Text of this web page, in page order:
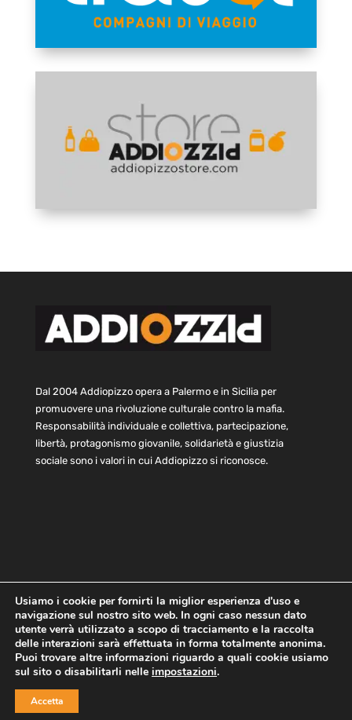
Dal 2004 Addiopizzo opera a Palermo e in Sicilia per
promuovere una rivoluzione culturale contro la mafia.
Responsabilità individuale e collettiva, partecipazione,
libertà, protagonismo giovanile, solidarietà e giustizia
sociale sono i valori in cui Addiopizzo si riconosce.
Home Statuto e bilancio
Contatti
Privacy
Cookie Child Protection Policy
Copyright © 2021 AddioPizzo | Tutti i diritti riservati | Sede
Usiamo i cookie per fornirti la miglior esperienza d'uso e
navigazione sul nostro sito web. In ogni caso nessun dato
utente verrà utilizzato a scopo di tracciamento e la raccolta
delle interazioni sarà effettuata in forma totalmente anonima.
Puoi trovare altre informazioni riguardo a quali cookie usiamo
sul sito o disabilitarli nelle impostazioni.
Accetta